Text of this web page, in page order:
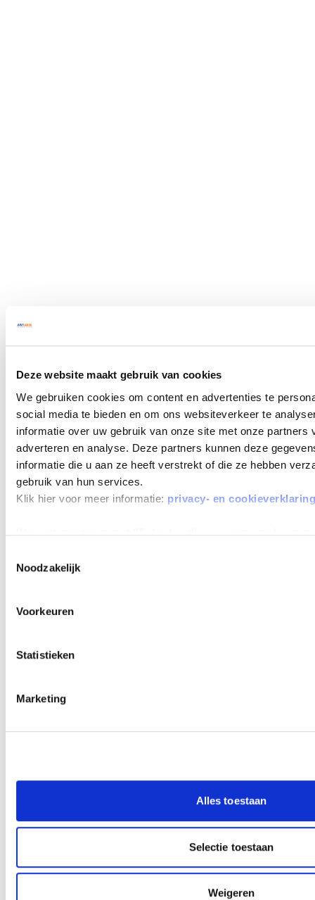
Deze website maakt gebruik van cookies
We gebruiken cookies om content en advertenties te
social media te bieden en om ons websiteverkeer te
informatie over uw gebruik van onze site met onze partners
adverteren en analyse. Deze partners kunnen deze
informatie die u aan ze heeft verstrekt of die ze hebben
gebruik van hun services.
Klik hier voor meer informatie: privacy- en cookieverklaring
Noodzakelijk
Voorkeuren
Statistieken
Marketing
Alles toestaan
Selectie toestaan
Weigeren